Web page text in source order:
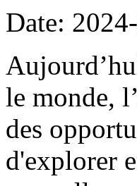
Date:
le monde,
des
d'explorer